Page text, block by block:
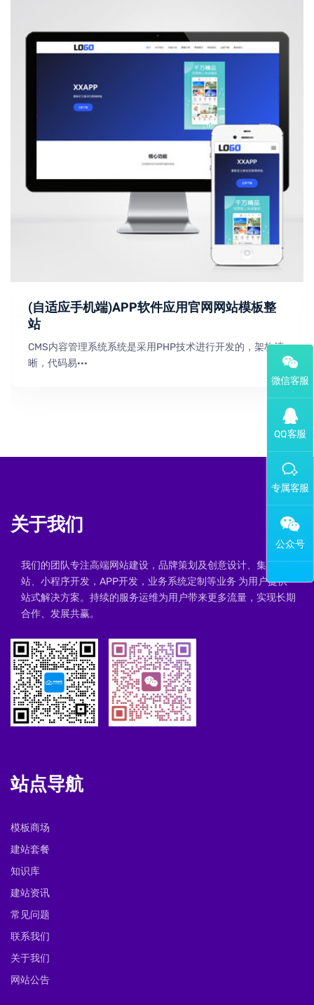
(自适应手机端)APP软件应用官网网站模板整
站
CMS内容管理系统系统是采用PHP技术进行开发的，架构清
晰，代码易···
关于我们
我们的团队专注高端网站建设，品牌策划及创意设计、集群建
站、小程序开发，APP开发，业务系统定制等业务 为用户提供一
站式解决方案。持续的服务运维为用户带来更多流量，实现长期
合作、发展共赢。
站点导航
模板商场
建站套餐
知识库
建站资讯
常见问题
联系我们
关于我们
网站公告